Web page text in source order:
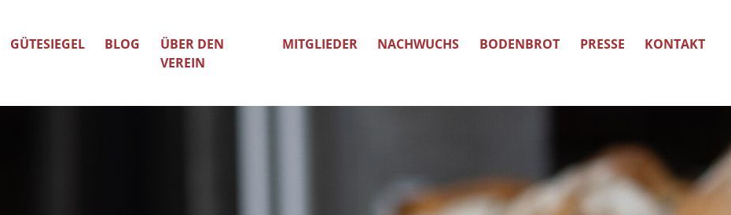
GÜTESIEGEL BLOG
ÜBER DEN
VEREIN
MITGLIEDER NACHWUCHS BODENBROT PRESSE KONTAKT